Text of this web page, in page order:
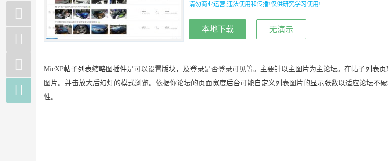
请勿商业运营,违法使用和传播!仅供研究学习使用!
本地下载 无演示
MicXP帖子列 表缩略图插件是可以设置版块，及登录是否登录可见等。主要针以主 图片为主论坛。在帖子列表页
图片。并击放大后幻灯的模式浏览。依据你论坛的页面宽度后台 可能 自 定义列表图片的 显示张数以适应论坛不
性。
